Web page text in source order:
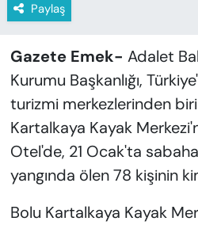
Paylaş
Gazete Emek- Adalet
Kurumu Başkanlığı,
turizmi merkezlerinden
Kartalkaya Kayak
Otel'de, 21 Ocak'ta
yangında ölen 78 kişinin
Bolu Kartalkaya Kayak
MAGAZİN
ÖZEL HABER
YAZAR KÖŞESİ
SİYASET
VAN VE DİYARBAKIR